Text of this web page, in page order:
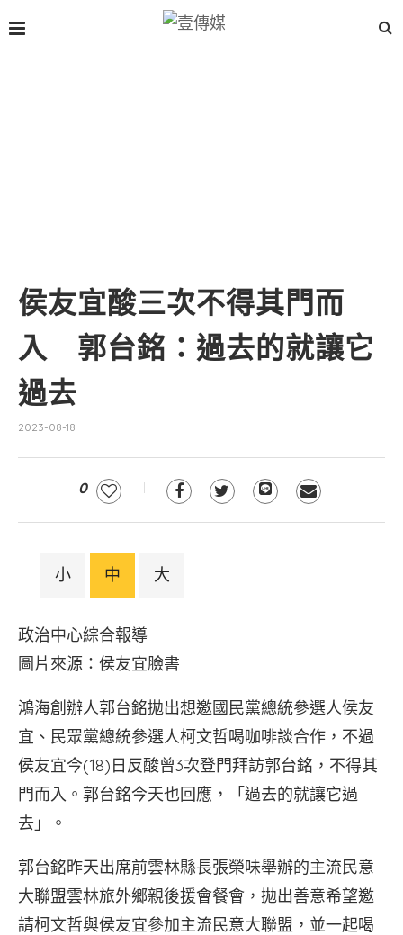
侯友宜酸三次不得其門而
入 郭台銘：過去的就讓它
過去
2023-08-18
0
小 中 大
政治中心綜合報導
圖片來源：侯友宜臉書
鴻海創辦人郭台銘拋出想邀國民黨總統參選人侯友
宜、民眾黨總統參選人柯文哲喝咖啡談合作，不過
侯友宜今(18)日反酸曾3次登門拜訪郭台銘，不得其
門而入。郭台銘今天也回應，「過去的就讓它過
去」。
郭台銘昨天出席前雲林縣長張榮味舉辦的主流民意
大聯盟雲林旅外鄉親後援會餐會，拋出善意希望邀
請柯文哲與侯友宜參加主流民意大聯盟，並一起喝